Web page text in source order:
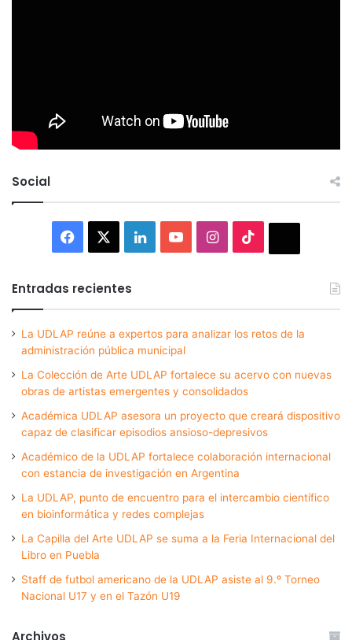
Social
Facebook LinkedInYouTubeInstagram
Entradas recientes
La UDLAP reúne a expertos para analizar los retos de la
administración pública municipal
La Colección de Arte UDLAP fortalece su acervo con nuevas
obras de artistas emergentes y consolidados
Académica UDLAP asesora un proyecto que creará dispositivo
capaz de clasificar episodios ansioso-depresivos
Académico de la UDLAP fortalece colaboración internacional
con estancia de investigación en Argentina
La UDLAP, punto de encuentro para el intercambio científico
en bioinformática y redes complejas
La Capilla del Arte UDLAP se suma a la Feria Internacional del
Libro en Puebla
Staff de futbol americano de la UDLAP asiste al 9.º Torneo
Nacional U17 y en el Tazón U19
Archivos